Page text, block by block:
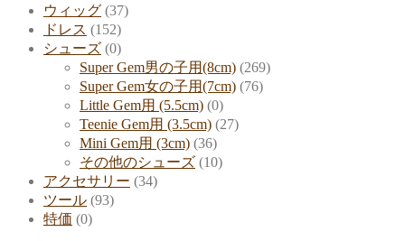
ウィッグ (37)
ドレス (152)
シューズ (0)
Super Gem男の子用(8cm) (269)
Super Gem女の子用(7cm) (76)
Little Gem用 (5.5cm) (0)
Teenie Gem用 (3.5cm) (27)
Mini Gem用 (3cm) (36)
その他のシューズ (10)
アクセサリー (34)
ツール (93)
特価 (0)